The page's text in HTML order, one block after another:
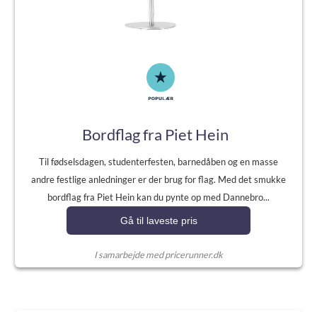
Bordflag fra Piet Hein
Til fødselsdagen, studenterfesten, barnedåben og en masse
andre festlige anledninger er der brug for flag. Med det smukke
bordflag fra Piet Hein kan du pynte op med Dannebro...
Gå til laveste pris
I samarbejde med pricerunner.dk